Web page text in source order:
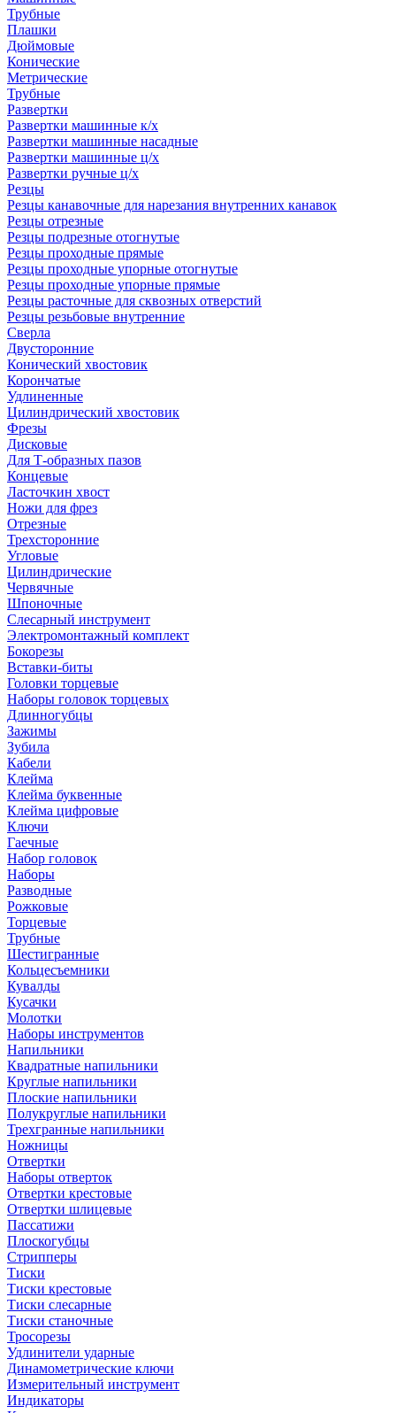
Трубные
Плашки
Дюймовые
Конические
Метрические
Трубные
Развертки
Развертки машинные к/х
Развертки машинные насадные
Развертки машинные ц/х
Развертки ручные ц/х
Резцы
Резцы канавочные для нарезания внутренних канавок
Резцы отрезные
Резцы подрезные отогнутые
Резцы проходные прямые
Резцы проходные упорные отогнутые
Резцы проходные упорные прямые
Резцы расточные для сквозных отверстий
Резцы резьбовые внутренние
Сверла
Двусторонние
Конический хвостовик
Корончатые
Удлиненные
Цилиндрический хвостовик
Фрезы
Дисковые
Для Т-образных пазов
Концевые
Ласточкин хвост
Ножи для фрез
Отрезные
Трехсторонние
Угловые
Цилиндрические
Червячные
Шпоночные
Слесарный инструмент
Электромонтажный комплект
Бокорезы
Вставки-биты
Головки торцевые
Наборы головок торцевых
Длинногубцы
Зажимы
Зубила
Кабели
Клейма
Клейма буквенные
Клейма цифровые
Ключи
Гаечные
Набор головок
Наборы
Разводные
Рожковые
Торцевые
Трубные
Шестигранные
Кольцесъемники
Кувалды
Кусачки
Молотки
Наборы инструментов
Напильники
Квадратные напильники
Круглые напильники
Плоские напильники
Полукруглые напильники
Трехгранные напильники
Ножницы
Отвертки
Наборы отверток
Отвертки крестовые
Отвертки шлицевые
Пассатижи
Плоскогубцы
Стрипперы
Тиски
Тиски крестовые
Тиски слесарные
Тиски станочные
Тросорезы
Удлинители ударные
Динамометрические ключи
Измерительный инструмент
Индикаторы